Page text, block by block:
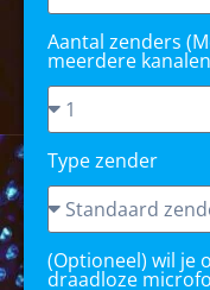
Aantal zenders
meerdere
Type zender
(Optioneel) wil je
draadloze